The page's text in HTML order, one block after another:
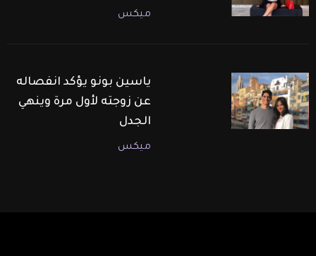
ميكس
ياسين بونو يؤكد انفصاله
عن زوجته لأول مرة وينهي
الجدل
ميكس